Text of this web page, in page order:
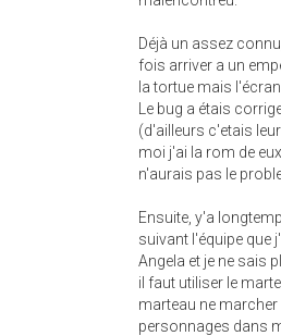
Déjà un assez
fois arriver a un
la tortue mais
Le bug a étais
(d'ailleurs c'etais
moi j'ai la rom de
n'aurais pas le
Ensuite, y'a
suivant l'équipe que
Angela et je ne sais
il faut utiliser le
marteau ne
personnages dans